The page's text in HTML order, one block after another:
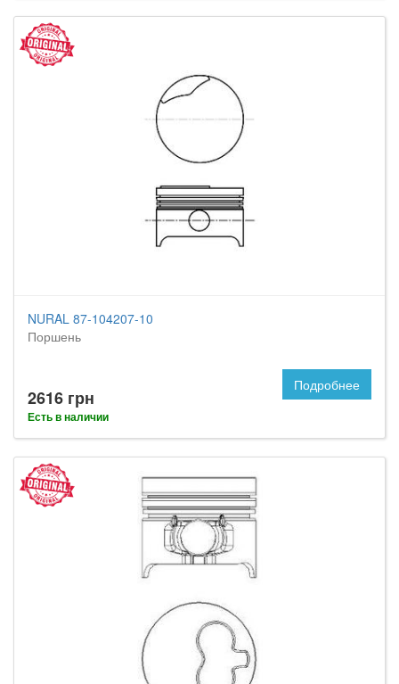
NURAL 87-104207-10
Поршень
2616 грн
Есть в наличии
Подробнее